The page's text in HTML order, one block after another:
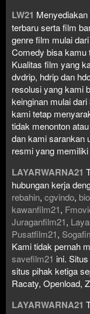
LW21
terbaru serta film
genre film mulai
Comedy bisa kamu
Kualitas film yang
dvdrip, hdrip dan
resolusi yang kami
keinginan mulai
kami tetap
tidak menonton
dan kami sarankan
resmi yang
LAYARWARNA21
hubungan kerja
rebahin, cgvindo,
kawanfilm21,
Juraganfilm21,
Pusatfilm21,
Kami tidak pernah
savefilm21 ini.
situs pihak ketiga
Racaty, Openload,
LAYARWARNA21